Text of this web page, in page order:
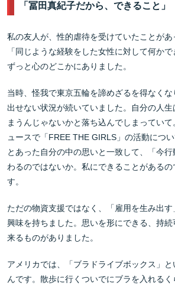
「冨田真紀子だから、できること」
私の友人が、性的虐待を受けていたことがあ
「同じような経験をした女性に対して何か
ずっと心のどこかにありました。
当時、怪我で東京五輪を諦めざるを得なく
出せない状況が続いていました。自分の人
まうんじゃないかと落ち込んでしまってい
ュースで「FREE THE GIRLS」の活動につ
とあった自分の中の思いと一致して、「今
わるのではないか。私にできることがある
す。
ただの物資支援ではなく、「雇用を生み出
興味を持ちました。思いを形にできる、持続
来るものがありました。
アメリカでは、「ブラドライブボックス」
んです。散歩に行くついでにブラを入れる